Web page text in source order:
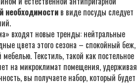
необходимости в виде посуды следует
входят новые тренды: нейтральные
цвета этого сезона – спокойный беж,
Текстиль, такой как постельное
на микроклимат помещения, удерживая
вы получаете набор, который будет